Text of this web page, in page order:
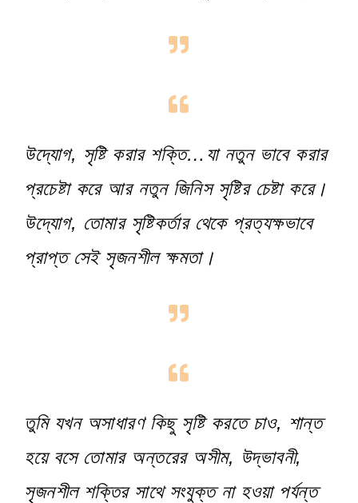
উদ্যোগ, সৃষ্টি করার শক্তি…যা নতুন ভাবে করার
প্রচেষ্টা করে আর নতুন জিনিস সৃষ্টির চেষ্টা করে।
উদ্যোগ, তোমার সৃষ্টিকর্তার থেকে প্রত্যক্ষভাবে
প্রাপ্ত সেই সৃজনশীল ক্ষমতা।
তুমি যখন অসাধারণ কিছু সৃষ্টি করতে চাও, শান্ত
হয়ে বসে তোমার অন্তরের অসীম, উদ্ভাবনী,
সৃজনশীল শক্তির সাথে সংযুক্ত না হওয়া পর্যন্ত